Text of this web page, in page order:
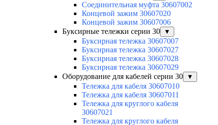
Соединительная муфта 30607002
Концевой зажим 30607020
Концевой зажим 30607006
Буксирные тележки серии 30
▼
Буксирная тележка 30607007
Буксирная тележка 30607027
Буксирная тележка 30607028
Буксирная тележка 30607029
Оборудование для кабелей серии 30
▼
Тележка для кабеля 30607010
Тележка для кабеля 30607011
Тележка для круглого кабеля
30607021
Тележка для круглого кабеля